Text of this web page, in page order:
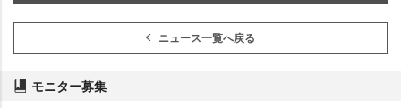
ニュース一覧へ戻る
モニター募集